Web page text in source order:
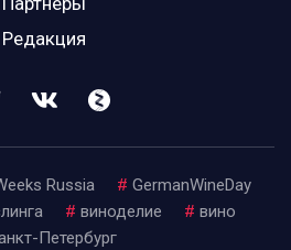
Редакция
Russia # GermanWineDay
# виноделие # вино
Петербург